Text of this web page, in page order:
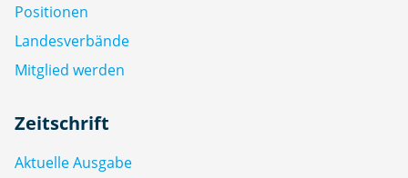
Positionen
Landesverbände
Mitglied werden
Zeitschrift
Aktuelle Ausgabe